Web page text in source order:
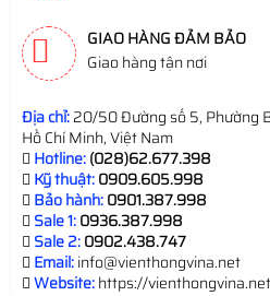
GIAO HÀNG ĐẢM BẢO
Giao hàng tận nơi
Địa chỉ:20/50 Đường số 5, Phường
Hồ Chí Minh, Việt Nam
Hotline:(028)62.677.398
Kỹ thuật:0909.605.998
Bảo hành:0901.387.998
Sale 1:0936.387.998
Sale 2:0902.438.747
Email:info@vienthongvina.net
Website:https://vienthongvina.net